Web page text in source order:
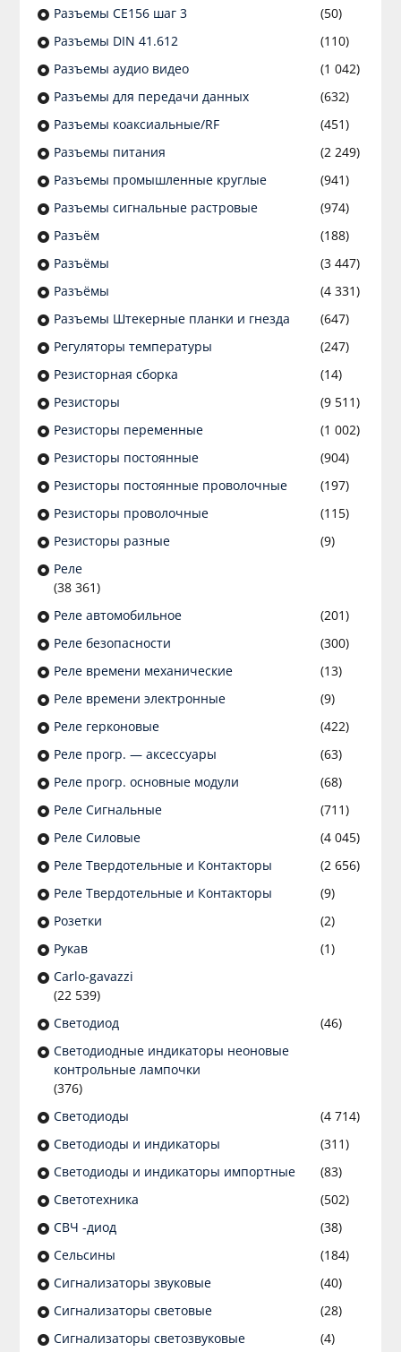
Разъeмы CE156 шаг 3
(50)
Разъeмы DIN 41.612
(110)
Разъeмы аудио видео
(1 042)
Разъeмы для передачи данных
(632)
Разъeмы коаксиальные/RF
(451)
Разъeмы питания
(2 249)
Разъeмы промышленные круглые
(941)
Разъeмы сигнальные растровые
(974)
Разъём
(188)
Разъёмы
(3 447)
Разъёмы
(4 331)
Разъемы Штекерные планки и гнезда
(647)
Регуляторы температуры
(247)
Резисторная сборка
(14)
Резисторы
(9 511)
Резисторы переменные
(1 002)
Резисторы постоянные
(904)
Резисторы постоянные проволочные
(197)
Резисторы проволочные
(115)
Резисторы разные
(9)
Реле
(38 361)
Реле автомобильное
(201)
Реле безопасности
(300)
Реле времени механические
(13)
Реле времени электронные
(9)
Реле герконовые
(422)
Реле прогр. — аксессуары
(63)
Реле прогр. основные модули
(68)
Реле Сигнальные
(711)
Реле Силовые
(4 045)
Реле Твердотельные и Контакторы
(2 656)
Реле Твердотельные и Контакторы
(9)
Розетки
(2)
Рукав
(1)
Сarlo-gavazzi
(22 539)
Светодиод
(46)
Светодиодные индикаторы неоновые
контрольные лампочки
(376)
Светодиоды
(4 714)
Светодиоды и индикаторы
(311)
Светодиоды и индикаторы импортные
(83)
Светотехника
(502)
СВЧ -диод
(38)
Сельсины
(184)
Сигнализаторы звуковые
(40)
Сигнализаторы световые
(28)
Сигнализаторы светозвуковые
(4)